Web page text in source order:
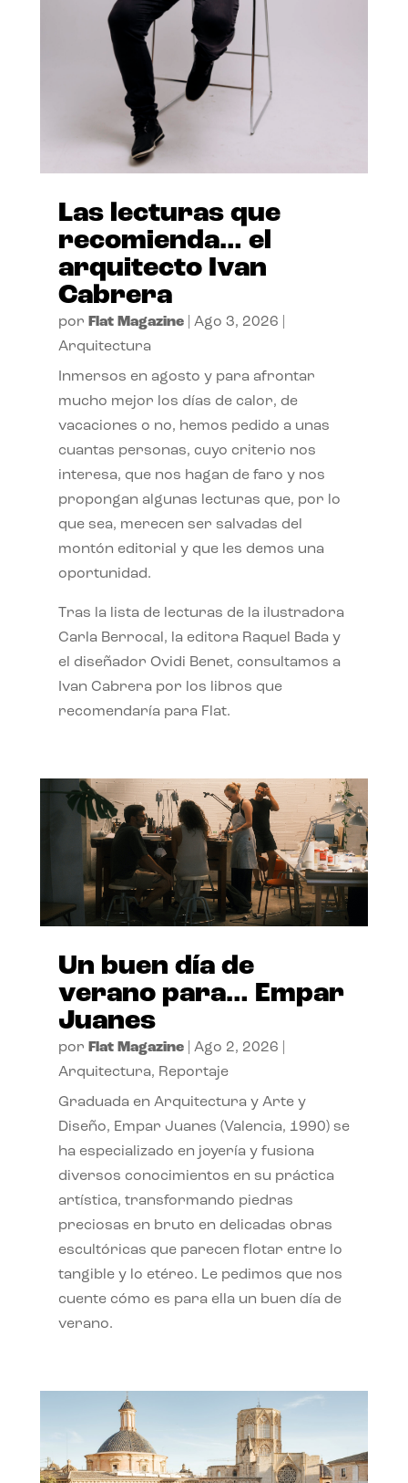
Las lecturas que
recomienda… el
arquitecto Ivan
Cabrera
por Flat Magazine| Ago 3, 2026
Arquitectura
Inmersos en agosto y para afrontar
mucho mejor los días de calor, de
vacaciones o no, hemos pedido a unas
cuantas personas, cuyo criterio nos
interesa, que nos hagan de faro y nos
propongan algunas lecturas que, por lo
que sea, merecen ser salvadas del
montón editorial y que les demos una
oportunidad.
Tras la lista de lecturas de la ilustradora
Carla Berrocal, la editora Raquel Bada y
el diseñador Ovidi Benet, consultamos a
Ivan Cabrera por los libros que
recomendaría para Flat.
Un buen día de
verano para… Empar
Juanes
por Flat Magazine| Ago 2, 2026
Arquitectura, Reportaje
Graduada en Arquitectura y Arte y
Diseño, Empar Juanes (Valencia, 1990) se
ha especializado en joyería y fusiona
diversos conocimientos en su práctica
artística, transformando piedras
preciosas en bruto en delicadas obras
escultóricas que parecen flotar entre lo
tangible y lo etéreo. Le pedimos que nos
cuente cómo es para ella un buen día de
verano.